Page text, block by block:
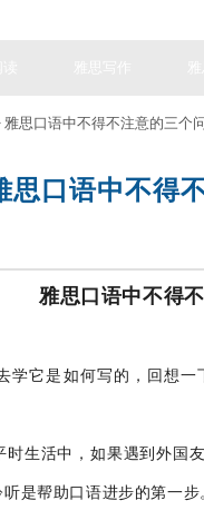
雅思口语中不得不注意的三个
思口语中不得
雅思口语中不得
学它是如何写的，回想
生活中，如果遇到外国
是帮助口语进步的第一步
沈阳SAT精